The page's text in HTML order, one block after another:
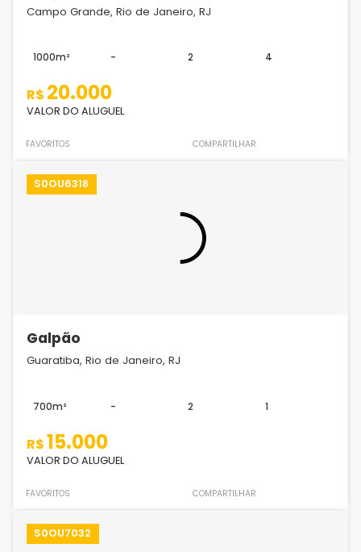
Campo Grande, Rio de Janeiro, RJ
1000m² - 2 4
R$ 20.000
VALOR DO ALUGUEL
FAVORITOS COMPARTILHAR
S0OU6318
Galpão
Guaratiba, Rio de Janeiro, RJ
700m² - 2 1
R$15.000
VALOR DO ALUGUEL
FAVORITOS COMPARTILHAR
S0OU7032